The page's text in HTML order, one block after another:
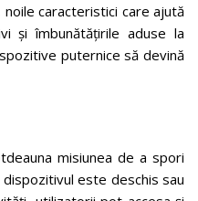
caracteristici care ajută
și îmbunătățirile aduse la
puternice să devină
misiunea de a spori
este deschis sau